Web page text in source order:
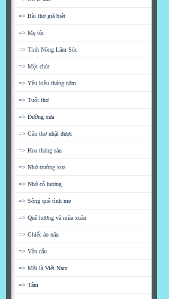
=> Bài thơ giã biệt
=> Mẹ tôi
=> Tình Nông Lâm Súc
=> Một chút
=> Yêu kiều tháng năm
=> Tuổi thơ
=> Đường xưa
=> Câu thơ nhặt được
=> Hoa tháng sáu
=> Nhớ trường xưa
=> Nhớ cố hương
=> Sông quê tình mẹ
=> Quê hương và mùa xuân
=> Chiếc áo nâu
=> Vân cẩu
=> Mãi là Việt Nam
=> Tâm